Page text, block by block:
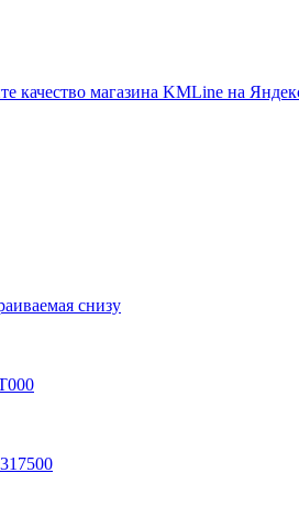
снизу